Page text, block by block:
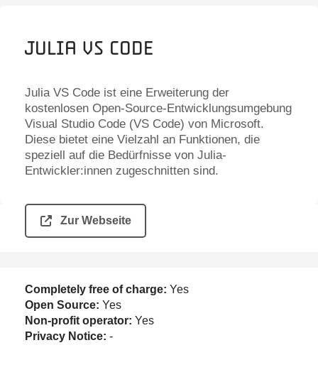
Julia VS Code
Julia VS Code ist eine Erweiterung der
kostenlosen Open-Source-Entwicklungsumgebung
Visual Studio Code (VS Code) von Microsoft.
Diese bietet eine Vielzahl an Funktionen, die
speziell auf die Bedürfnisse von Julia-
Entwickler:innen zugeschnitten sind.
Zur Webseite
Completely free of charge: Yes
Open Source: Yes
Non-profit operator: Yes
Privacy Notice: -